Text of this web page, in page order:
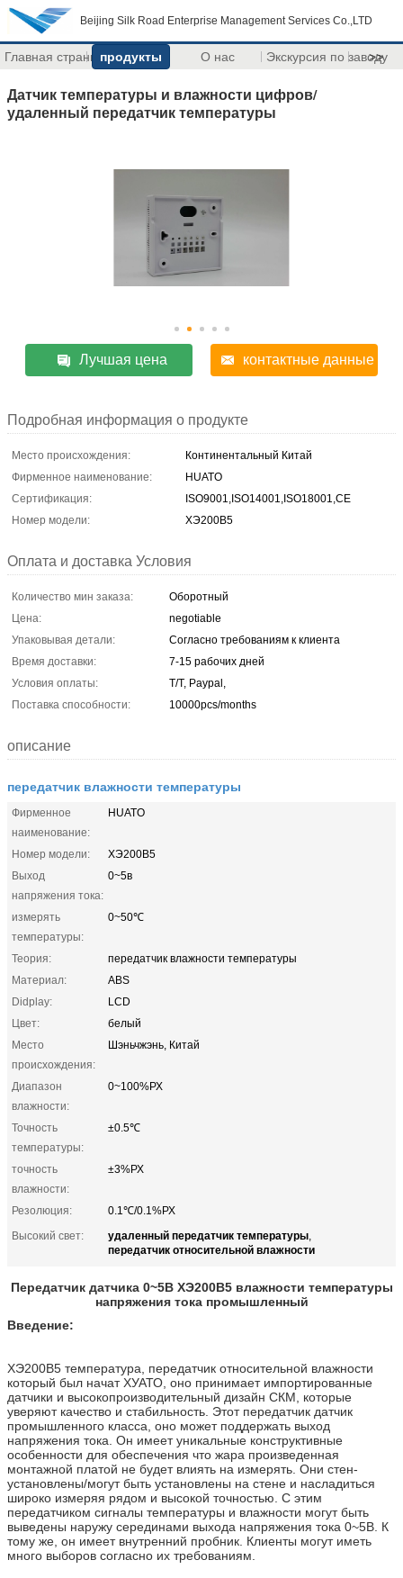
Beijing Silk Road Enterprise Management Services Co.,LTD
Главная страницапродукты О нас Экскурсия по заводу
>>
Датчик температуры и влажности цифров/
удаленный передатчик температуры
Лучшая цена контактные данные
Подробная информация о продукте
Место происхождения:
Континентальный Китай
Фирменное наименование:
HUATO
Сертификация:
ISO9001,ISO14001,ISO18001,CE
Номер модели:
ХЭ200В5
Оплата и доставка Условия
Количество мин заказа:
Оборотный
Цена:
negotiable
Упаковывая детали:
Согласно требованиям к клиента
Время доставки:
7-15 рабочих дней
Условия оплаты:
T/T, Paypal,
Поставка способности:
10000pcs/months
описание
передатчик влажности температуры
Фирменное
наименование:
HUATO
Номер модели:
ХЭ200В5
Выход
напряжения тока:
0~5в
измерять
температуры:
0~50℃
Теория:
передатчик влажности температуры
Материал:
ABS
Didplay:
LCD
Цвет:
белый
Место
происхождения:
Шэньчжэнь, Китай
Диапазон
влажности:
0~100%РХ
Точность
температуры:
±0.5℃
точность
влажности:
±3%РХ
Резолюция:
0.1℃/0.1%РХ
Высокий свет:
удаленный передатчик температуры,
передатчик относительной влажности
Передатчик датчика 0~5В ХЭ200В5 влажности температуры
напряжения тока промышленный
Введение:
ХЭ200В5 температура, передатчик относительной влажности
который был начат ХУАТО, оно принимает импортированные
датчики и высокопроизводительный дизайн СКМ, которые
уверяют качество и стабильность. Этот передатчик датчик
промышленного класса, оно может поддержать выход
напряжения тока. Он имеет уникальные конструктивные
особенности для обеспечения что жара произведенная
монтажной платой не будет влиять на измерять. Они стен-
установлены/могут быть установлены на стене и насладиться
широко измеряя рядом и высокой точностью. С этим
передатчиком сигналы температуры и влажности могут быть
выведены наружу серединами выхода напряжения тока 0~5В. К
тому же, он имеет внутренний пробник. Клиенты могут иметь
много выборов согласно их требованиям.